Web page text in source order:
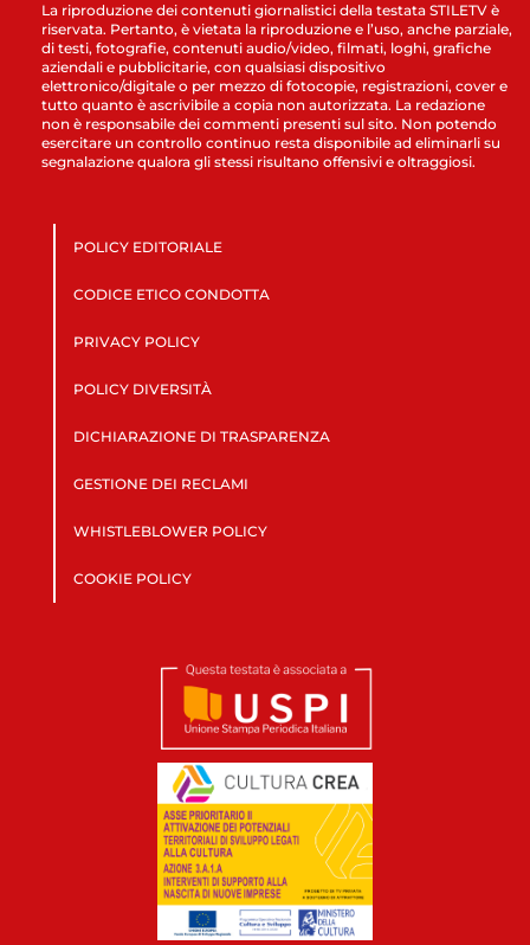
La riproduzione dei contenuti giornalistici della testata STILETV è
riservata. Pertanto, è vietata la riproduzione e l’uso, anche parziale,
di testi, fotografie, contenuti audio/video, filmati, loghi, grafiche
aziendali e pubblicitarie, con qualsiasi dispositivo
elettronico/digitale o per mezzo di fotocopie, registrazioni, cover e
tutto quanto è ascrivibile a copia non autorizzata. La redazione
non è responsabile dei commenti presenti sul sito. Non potendo
esercitare un controllo continuo resta disponibile ad eliminarli su
segnalazione qualora gli stessi risultano offensivi e oltraggiosi.
POLICY EDITORIALE
CODICE ETICO CONDOTTA
PRIVACY POLICY
POLICY DIVERSITÀ
DICHIARAZIONE DI TRASPARENZA
GESTIONE DEI RECLAMI
WHISTLEBLOWER POLICY
COOKIE POLICY